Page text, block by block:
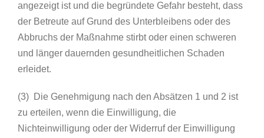
angezeigt ist und die begründete Gefahr besteht, dass
der Betreute auf Grund des Unterbleibens oder des
Abbruchs der Maßnahme stirbt oder einen schweren
und länger dauernden gesundheitlichen Schaden
erleidet.
(3) Die Genehmigung nach den Absätzen 1 und 2 ist
zu erteilen, wenn die Einwilligung, die
Nichteinwilligung oder der Widerruf der Einwilligung